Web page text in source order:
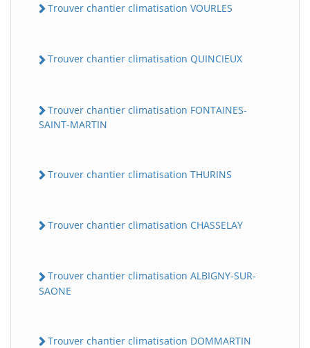
Trouver chantier climatisation VOURLES
Trouver chantier climatisation QUINCIEUX
Trouver chantier climatisation FONTAINES-
SAINT-MARTIN
Trouver chantier climatisation THURINS
Trouver chantier climatisation CHASSELAY
Trouver chantier climatisation ALBIGNY-SUR-
SAONE
Trouver chantier climatisation DOMMARTIN